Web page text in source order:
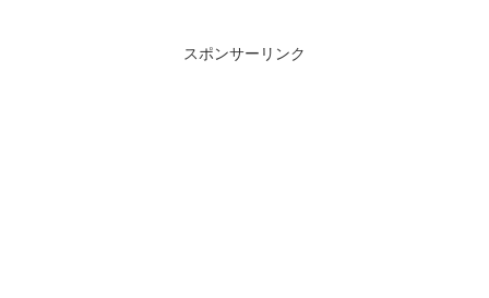
スポンサーリンク